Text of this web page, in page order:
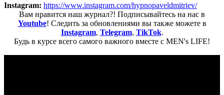
Instagram: https://www.instagram.com/hypnopaveldmitriev/
Вам нравится наш журнал?! Подписывайтесь на нас в
Youtube! Следить за обновлениями вы также можете в
Instagram, Telegram, TikTok.
Будь в курсе всего самого важного вместе с MEN's LIFE!